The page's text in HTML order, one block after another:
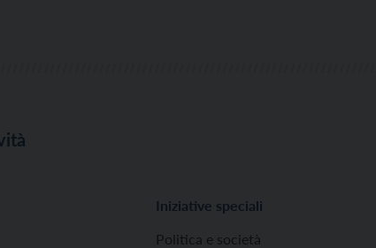
Iniziative speciali
Politica e società